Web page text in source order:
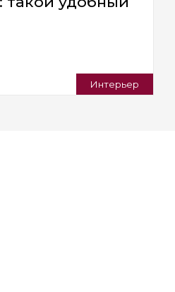
Интерьер